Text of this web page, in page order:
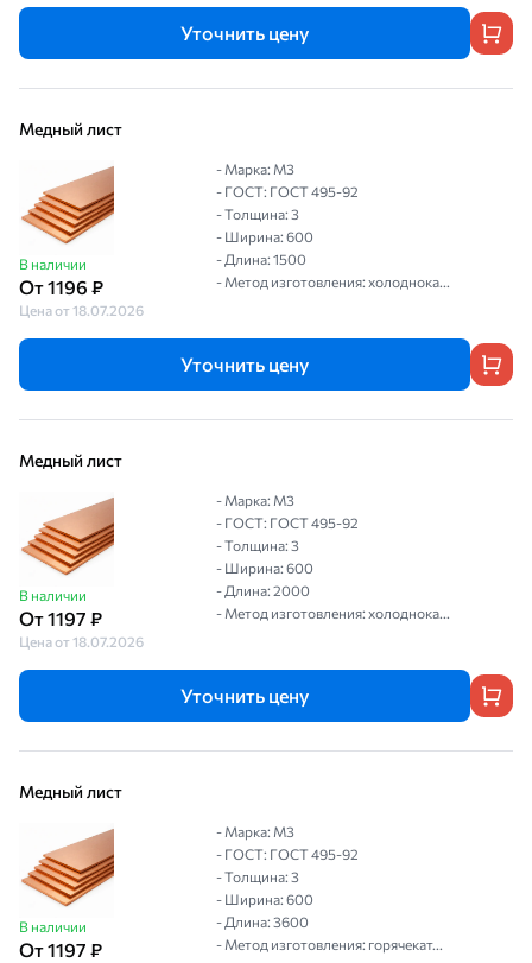
Уточнить цену
Медный лист
В наличии
От 1196 ₽
Цена от 18.07.2026
- Марка: М3
- ГОСТ: ГОСТ 495-92
- Толщина: 3
- Ширина: 600
- Длина: 1500
- Метод изготовления: холоднока...
Уточнить цену
Медный лист
В наличии
От 1197 ₽
Цена от 18.07.2026
- Марка: М3
- ГОСТ: ГОСТ 495-92
- Толщина: 3
- Ширина: 600
- Длина: 2000
- Метод изготовления: холоднока...
Уточнить цену
Медный лист
В наличии
От 1197 ₽
- Марка: М3
- ГОСТ: ГОСТ 495-92
- Толщина: 3
- Ширина: 600
- Длина: 3600
- Метод изготовления: горячекат...